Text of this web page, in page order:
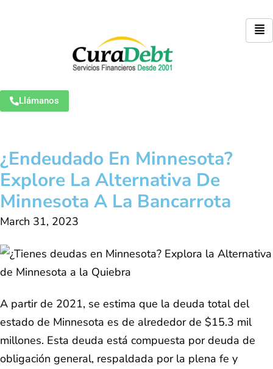
Llámanos
¿Endeudado En Minnesota?
Explore La Alternativa De
Minnesota A La Bancarrota
March 31, 2023
A partir de 2021, se estima que la deuda total del
estado de Minnesota es de alrededor de $15.3 mil
millones. Esta deuda está compuesta por deuda de
obligación general, respaldada por la plena fe y